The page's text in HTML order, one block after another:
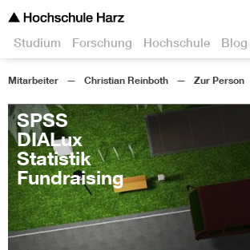
Studium Forschung Hochschule Blog
Mitarbeiter Christian Reinboth Zur Person
SPSS
DIALux
Statistik
Fundraising